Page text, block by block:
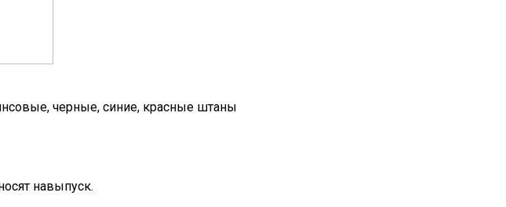
черные, синие, красные штаны
навыпуск.